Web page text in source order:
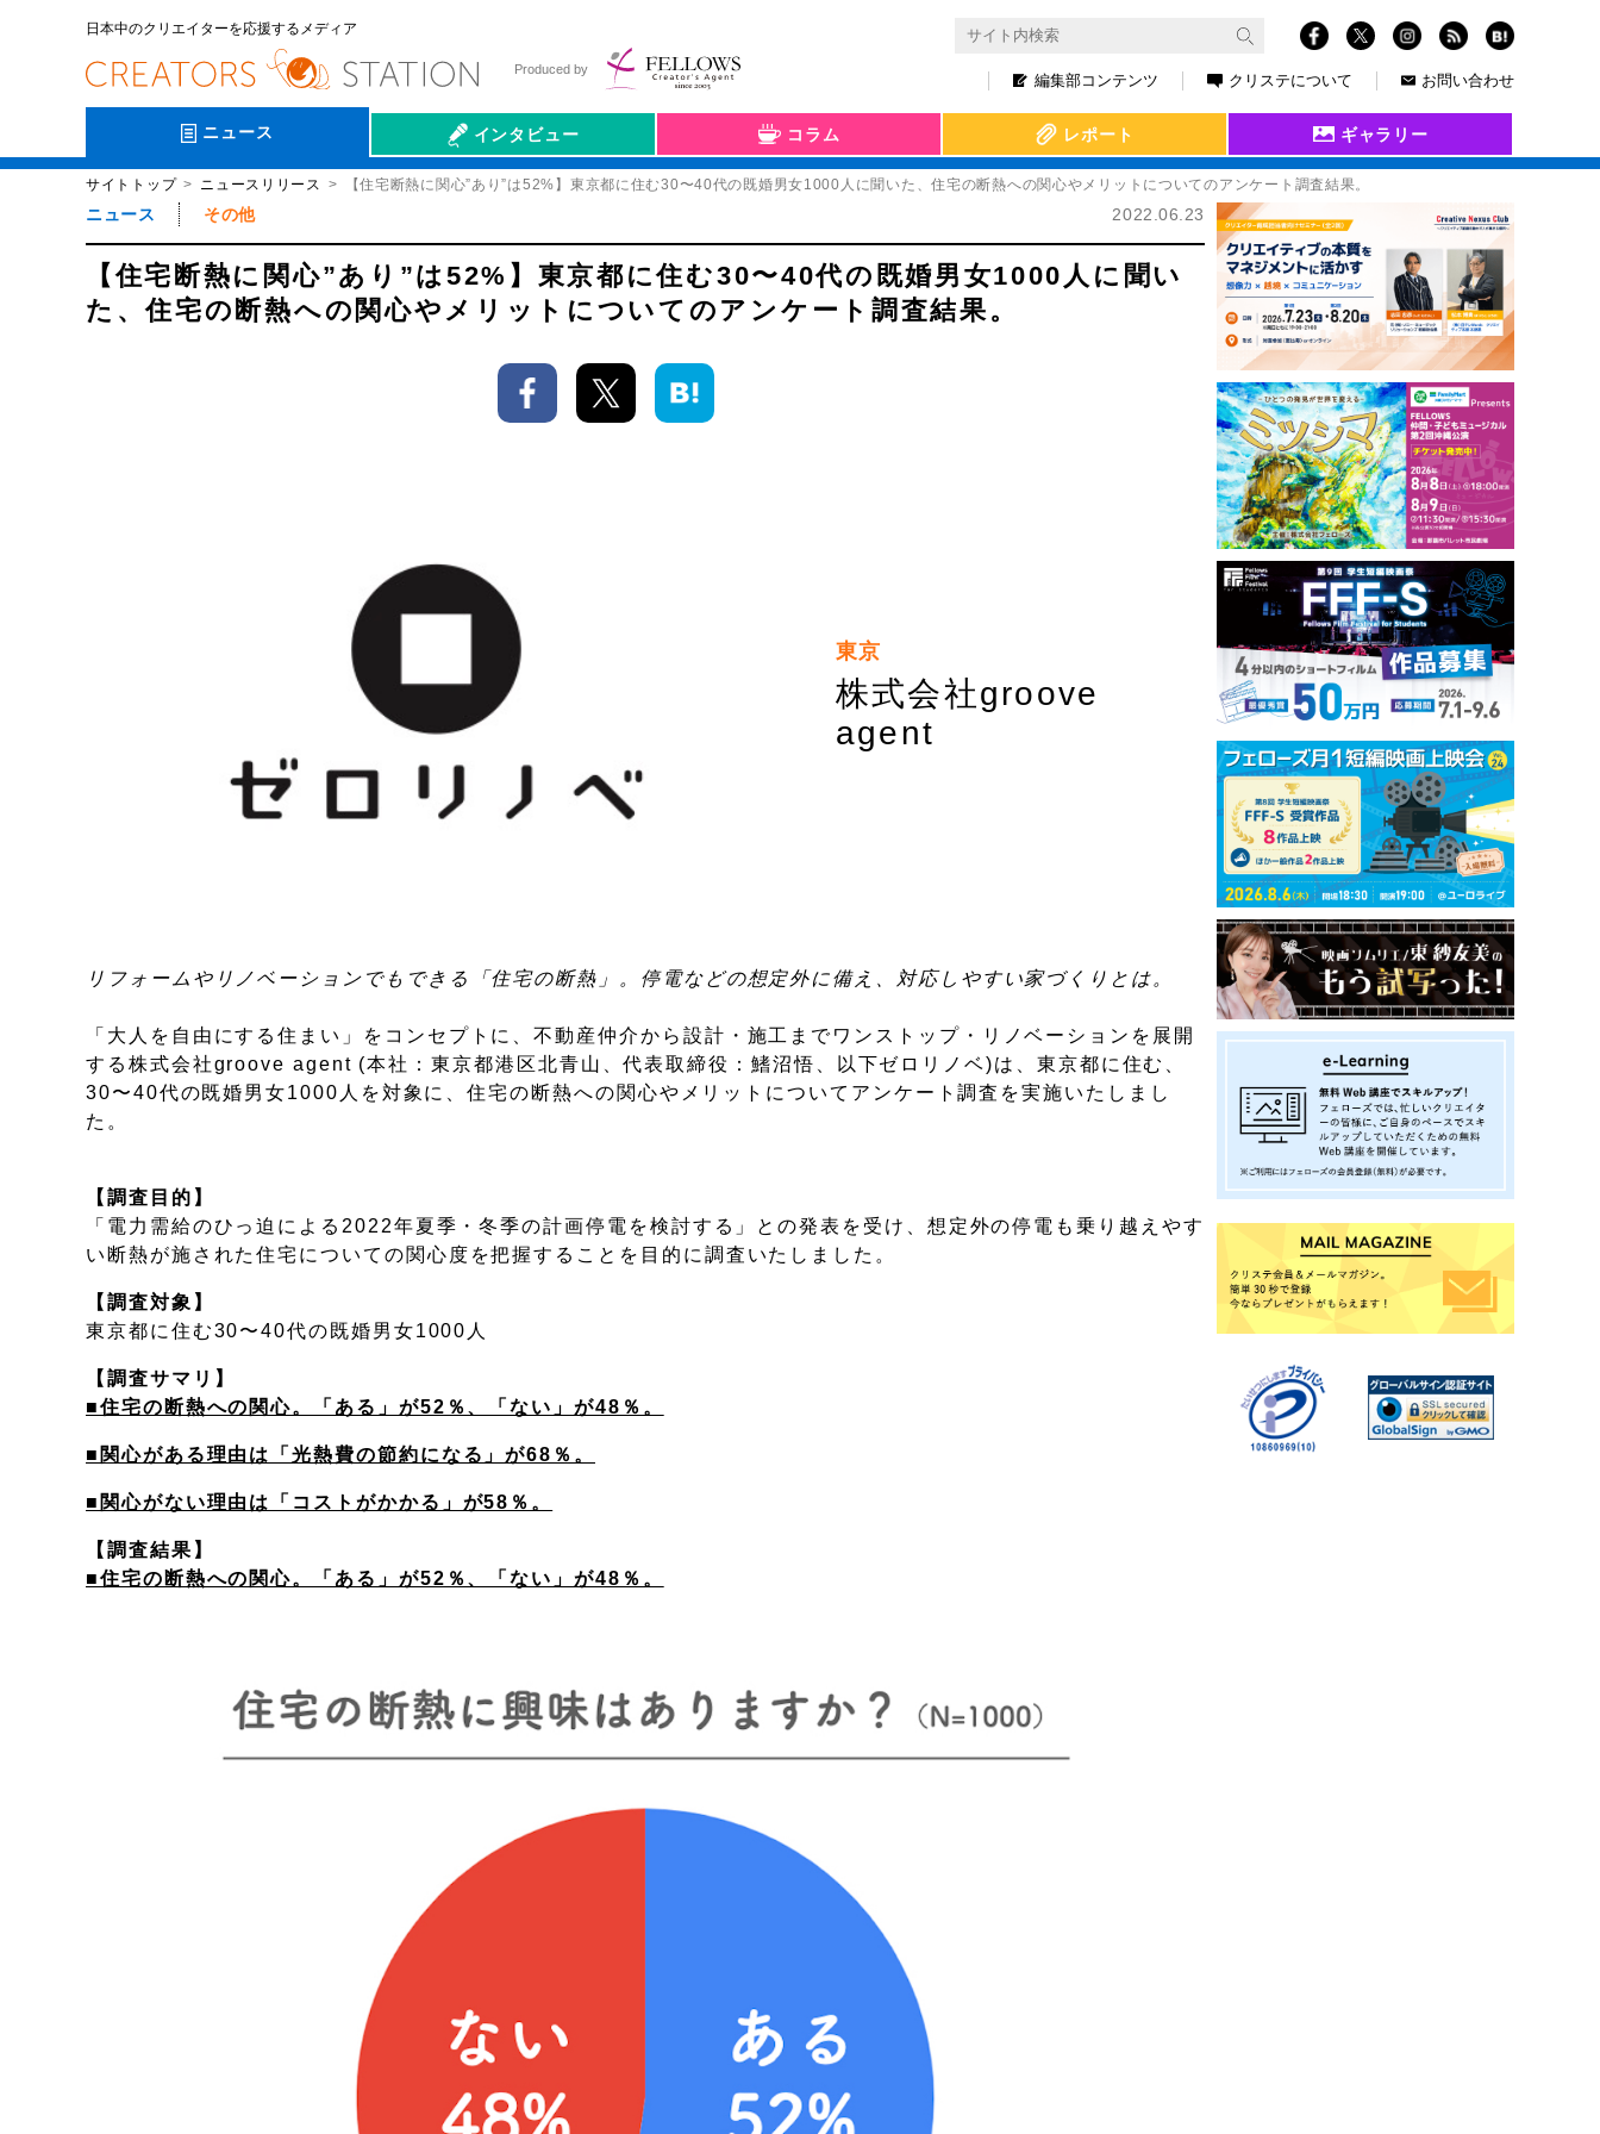
日本中のクリエイターを応援するメディア
編集部コンテンツ クリステについて お問い合わせ
Produced by
ニュース インタビュー
会社伝
コラム レポート ギャラリー
サイトトップ ニュースリリース 【住宅断熱に関心”あり”は52%】東京都に住む30〜40代の既婚男女1000人に聞いた、住宅の断熱への関心やメリットについてのアンケート調査結果。
ニュース その他 2022.06.23
【住宅断熱に関心”あり”は52%】東京都に住む30〜40代の既婚男女1000人に聞い
た、住宅の断熱への関心やメリットについてのアンケート調査結果。
東京
株式会社groove
agent
リフォームやリノベーションでもできる「住宅の断熱」。停電などの想定外に備え、対応しやすい家づくりとは。
「大人を自由にする住まい」をコンセプトに、不動産仲介から設計・施工までワンストップ・リノベーションを展開
する株式会社groove agent (本社：東京都港区北青山、代表取締役：鰭沼悟、以下ゼロリノベ)は、東京都に住む、
30〜40代の既婚男女1000人を対象に、住宅の断熱への関心やメリットについてアンケート調査を実施いたしまし
た。
【調査目的】
「電力需給のひっ迫による2022年夏季・冬季の計画停電を検討する」との発表を受け、想定外の停電も乗り越えやす
い断熱が施された住宅についての関心度を把握することを目的に調査いたしました。
【調査対象】
東京都に住む30〜40代の既婚男女1000人
【調査サマリ】
■住宅の断熱への関心。「ある」が52％、「ない」が48％。
■関心がある理由は「光熱費の節約になる」が68％。
■関心がない理由は「コストがかかる」が58％。
【調査結果】
■住宅の断熱への関心。「ある」が52％、「ない」が48％。